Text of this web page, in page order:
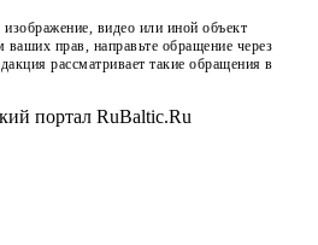
видео или иной объект
прав, направьте обращение через
рассматривает такие обращения в
портал RuBaltic.Ru